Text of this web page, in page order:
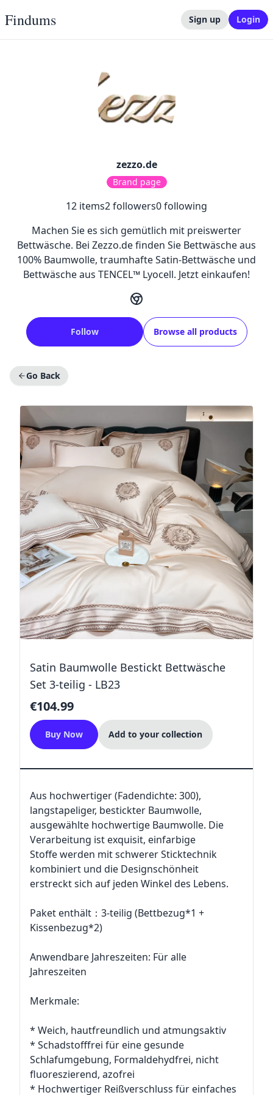
Findums Sign up Login
zezzo.de
Brand page
12 items2followers0following
Machen Sie es sich gemütlich mit preiswerter
Bettwäsche. Bei Zezzo.de finden Sie Bettwäsche aus
100% Baumwolle, traumhafte Satin-Bettwäsche und
Bettwäsche aus TENCEL™ Lyocell. Jetzt einkaufen!
Follow Browse all products
Go Back
Satin Baumwolle Bestickt Bettwäsche
Set 3-teilig - LB23
€104.99
Buy Now Add to your collection
Aus hochwertiger (Fadendichte: 300),
langstapeliger, bestickter Baumwolle,
ausgewählte hochwertige Baumwolle. Die
Verarbeitung ist exquisit, einfarbige
Stoffe werden mit schwerer Sticktechnik
kombiniert und die Designschönheit
erstreckt sich auf jeden Winkel des Lebens.
Paket enthält：3-teilig (Bettbezug*1 +
Kissenbezug*2)
Anwendbare Jahreszeiten: Für alle
Jahreszeiten
Merkmale:
* Weich, hautfreundlich und atmungsaktiv
* Schadstofffrei für eine gesunde
Schlafumgebung, Formaldehydfrei, nicht
fluoreszierend, azofrei
* Hochwertiger Reißverschluss für einfaches